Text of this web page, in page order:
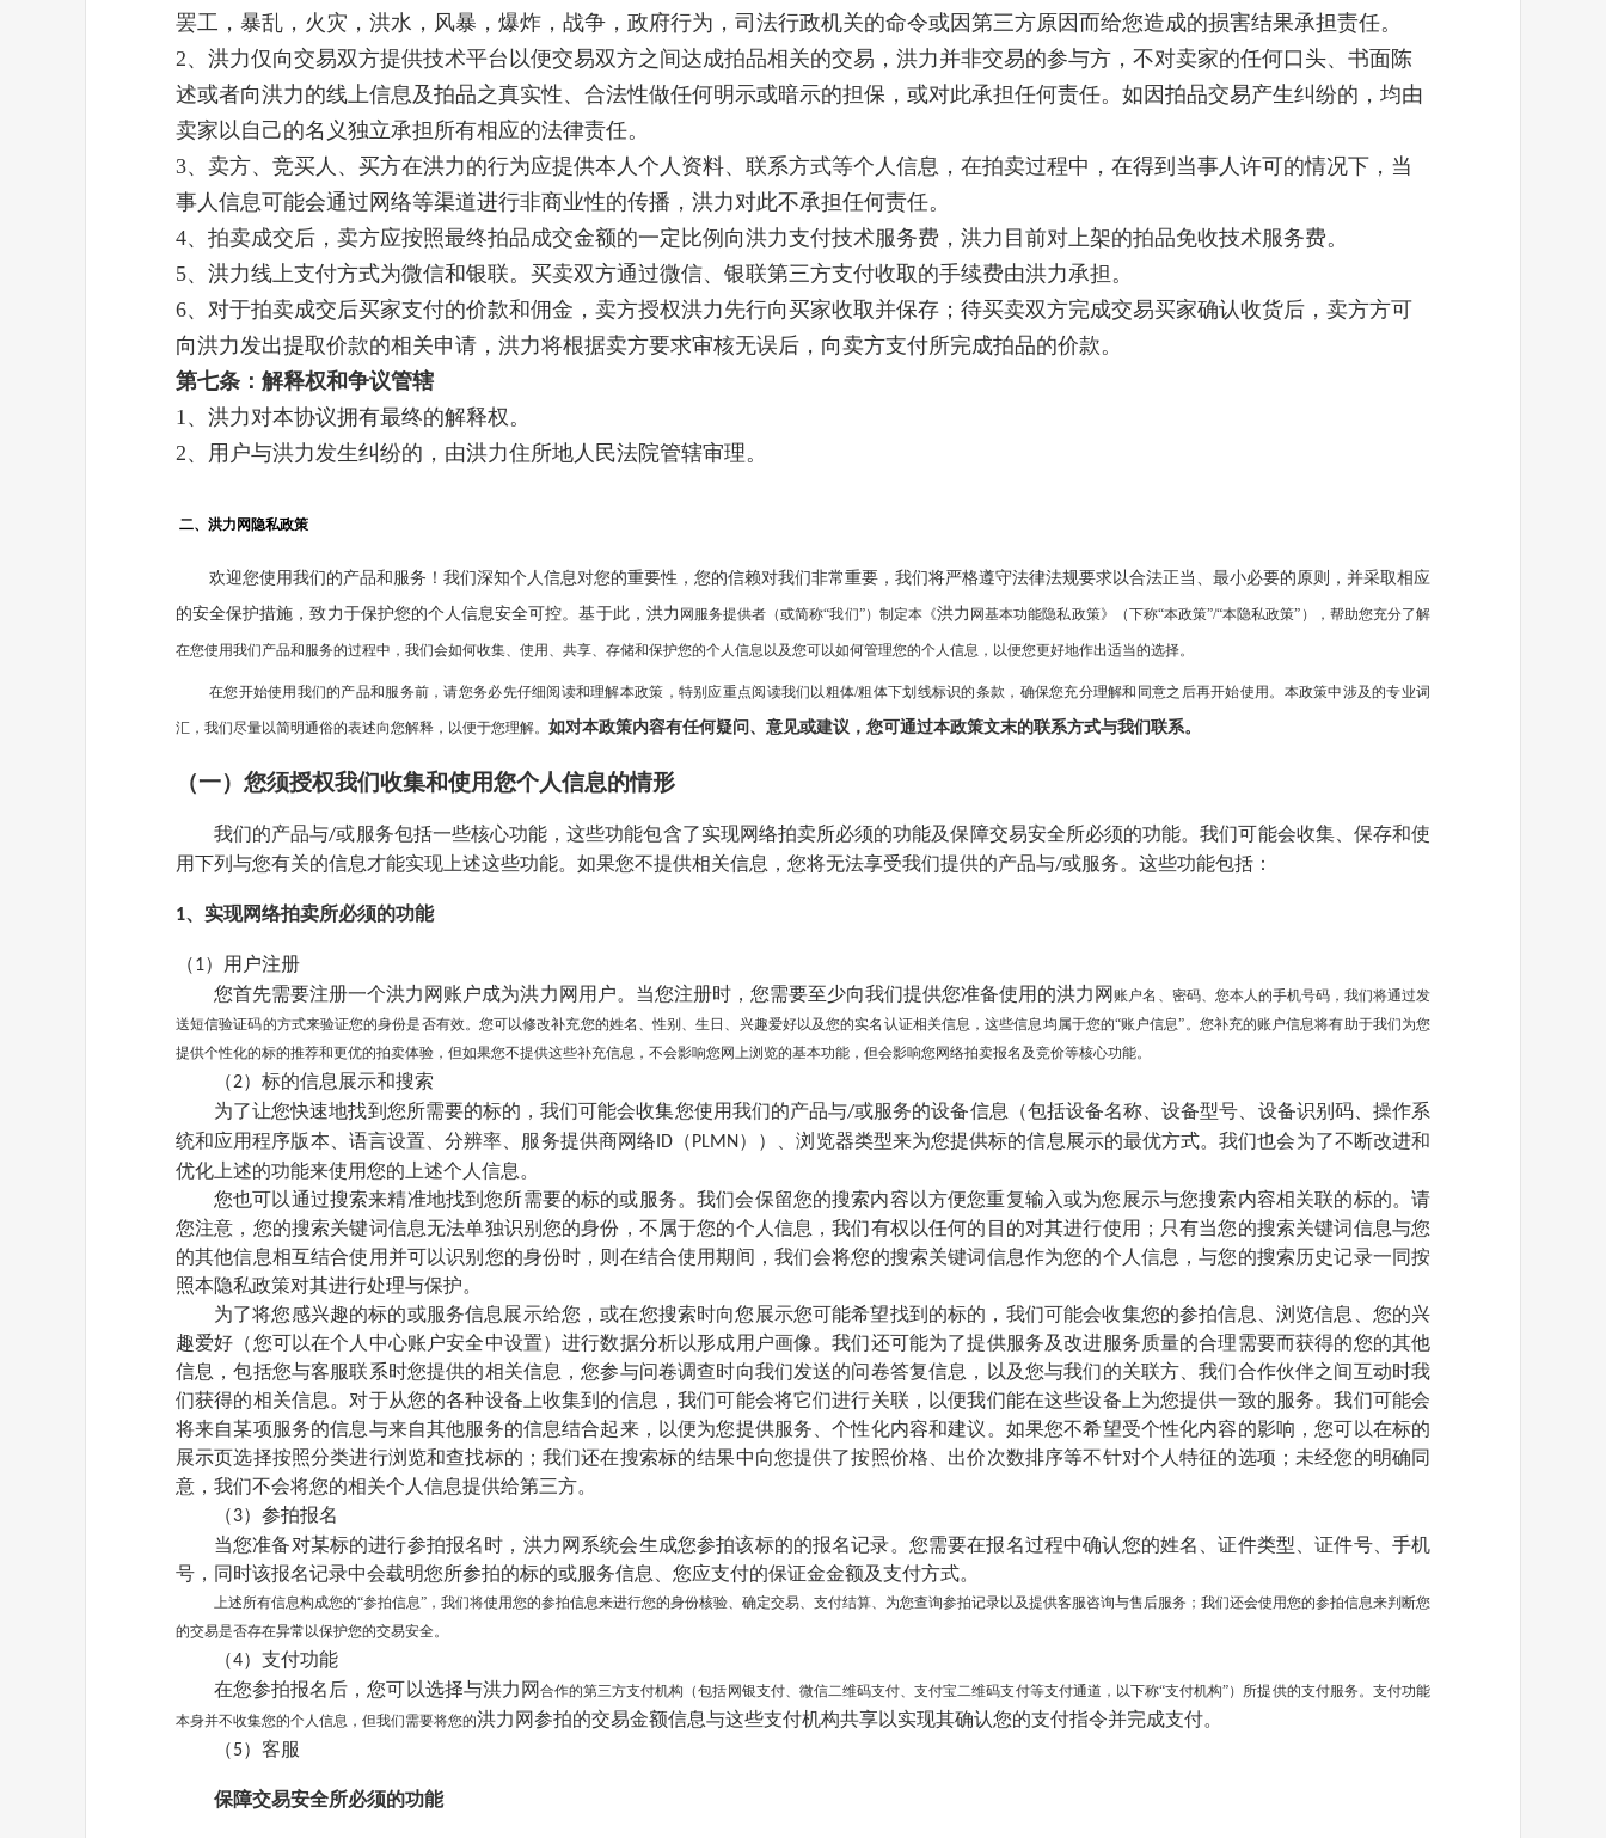
罢工，暴乱，火灾，洪水，风暴，爆炸，战争，政府行为，司法行政机关的命令或因第三方原因而给您造成的损害结果承担责任。
2、洪力仅向交易双方提供技术平台以便交易双方之间达成拍品相关的交易，洪力并非交易的参与方，不对卖家的任何口头、书面陈
述或者向洪力的线上信息及拍品之真实性、合法性做任何明示或暗示的担保，或对此承担任何责任。如因拍品交易产生纠纷的，均由
卖家以自己的名义独立承担所有相应的法律责任。
3、卖方、竞买人、买方在洪力的行为应提供本人个人资料、联系方式等个人信息，在拍卖过程中，在得到当事人许可的情况下，当
事人信息可能会通过网络等渠道进行非商业性的传播，洪力对此不承担任何责任。
4、拍卖成交后，卖方应按照最终拍品成交金额的一定比例向洪力支付技术服务费，洪力目前对上架的拍品免收技术服务费。
5、洪力线上支付方式为微信和银联。买卖双方通过微信、银联第三方支付收取的手续费由洪力承担。
6、对于拍卖成交后买家支付的价款和佣金，卖方授权洪力先行向买家收取并保存；待买卖双方完成交易买家确认收货后，卖方方可
向洪力发出提取价款的相关申请，洪力将根据卖方要求审核无误后，向卖方支付所完成拍品的价款。
第七条：解释权和争议管辖
1、洪力对本协议拥有最终的解释权。
2、用户与洪力发生纠纷的，由洪力住所地人民法院管辖审理。
二、洪力网隐私政策
欢迎您使用我们的产品和服务！我们深知个人信息对您的重要性，您的信赖对我们非常重要，我们将严格遵守法律法规要求以合法正当、最小必要的原则，并采取相应
的安全保护措施，致力于保护您的个人信息安全可控。基于此， 洪力 网服务提供者（或简称“我们”）制定本《洪力 网基本功能隐私政策》（下称“本政策”/“本隐私政策”），帮助您充分了解
在您使用我们产品和服务的过程中，我们会如何收集、使用、共享、存储和保护您的个人信息以及您可以如何管理您的个人信息，以便您更好地作出适当的选择。
在您开始使用我们的产品和服务前，请您务必先仔细阅读和理解本政策，特别应重点阅读我们以粗体/粗体下划线标识的条款，确保您充分理解和同意之后再开始使用。本政策中涉及的专业词
汇，我们尽量以简明通俗的表述向您解释，以便于您理解。 如对本政策内容有任何疑问、意见或建议，您可通过本政策文末的联系方式与我们联系。
（一）您须授权我们收集和使用您个人信息的情形
我们的产品与/或服务包括一些核心功能，这些功能包含了实现网络拍卖所必须的功能及保障交易安全所必须的功能。我们可能会收集、保存和使
用下列与您有关的信息才能实现上述这些功能。如果您不提供相关信息，您将无法享受我们提供的产品与/或服务。这些功能包括：
1、实现网络拍卖所必须的功能
（1）用户注册
您首先需要注册一个洪力网 账户成为洪力网 用户。当您注册时，您需要至少向我们提供您准备使用的洪力网账户名、密码、您本人的手机号码，我们将通过发
送短信验证码的方式来验证您的身份是否有效。您可以修改补充您的姓名、性别、生日、兴趣爱好以及您的实名认证相关信息，这些信息均属于您的“账户信息”。您补充的账户信息将有助于我们为您
提供个性化的标的推荐和更优的拍卖体验，但如果您不提供这些补充信息，不会影响您网上浏览的基本功能，但会影响您网络拍卖报名及竞价等核心功能。
（2）标的信息展示和搜索
为了让您快速地找到您所需要的标的，我们可能会收集您使用我们的产品与/或服务的设备信息（包括设备名称、设备型号、设备识别码、操作系
统和应用程序版本、语言设置、分辨率、服务提供商网络 ID（ PLMN ））、浏览器类型来为您提供标的信息展示的最优方式。我们也会为了不断改进和
优化上述的功能来使用您的上述个人信息。
您也可以通过搜索来精准地找到您所需要的标的或服务。我们会保留您的搜索内容以方便您重复输入或为您展示与您搜索内容相关联的标的。请
您注意，您的搜索关键词信息无法单独识别您的身份，不属于您的个人信息，我们有权以任何的目的对其进行使用；只有当您的搜索关键词信息与您
的其他信息相互结合使用并可以识别您的身份时，则在结合使用期间，我们会将您的搜索关键词信息作为您的个人信息，与您的搜索历史记录一同按
照本隐私政策对其进行处理与保护。
为了将您感兴趣的标的或服务信息展示给您，或在您搜索时向您展示您可能希望找到的标的，我们可能会收集您的参拍信息、浏览信息、您的兴
趣爱好（您可以在个人中心账户安全中设置）进行数据分析以形成用户画像。我们还可能为了提供服务及改进服务质量的合理需要而获得的您的其他
信息，包括您与客服联系时您提供的相关信息，您参与问卷调查时向我们发送的问卷答复信息，以及您与我们的关联方、我们合作伙伴之间互动时我
们获得的相关信息。对于从您的各种设备上收集到的信息，我们可能会将它们进行关联，以便我们能在这些设备上为您提供一致的服务。我们可能会
将来自某项服务的信息与来自其他服务的信息结合起来，以便为您提供服务、个性化内容和建议。如果您不希望受个性化内容的影响，您可以在标的
展示页选择按照分类进行浏览和查找标的；我们还在搜索标的结果中向您提供了按照价格、出价次数排序等不针对个人特征的选项；未经您的明确同
意，我们不会将您的相关个人信息提供给第三方。
（3）参拍报名
当您准备对某标的进行参拍报名时， 洪力网 系统会生成您参拍该标的的报名记录。您需要在报名过程中确认您的姓名、证件类型、证件号、手机
号，同时该报名记录中会载明您所参拍的标的或服务信息、您应支付的保证金金额及支付方式。
上述所有信息构成您的“参拍信息”，我们将使用您的参拍信息来进行您的身份核验、确定交易、支付结算、为您查询参拍记录以及提供客服咨询与售后服务；我们还会使用您的参拍信息来判断您
的交易是否存在异常以保护您的交易安全。
（4）支付功能
在您参拍报名后，您可以选择与洪力网 合作的第三方支付机构（包括网银支付、微信二维码支付、支付宝二维码支付等支付通道，以下称“支付机构”）所提供的支付服务。支付功能
本身并不收集您的个人信息，但我们需要将您的洪力网参拍的交易金额信息与这些支付机构共享以实现其确认您的支付指令并完成支付。
（5）客服
保障交易安全所必须的功能